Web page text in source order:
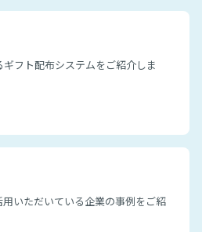
フト配布システムをご紹介しま
いただいている企業の事例をご紹